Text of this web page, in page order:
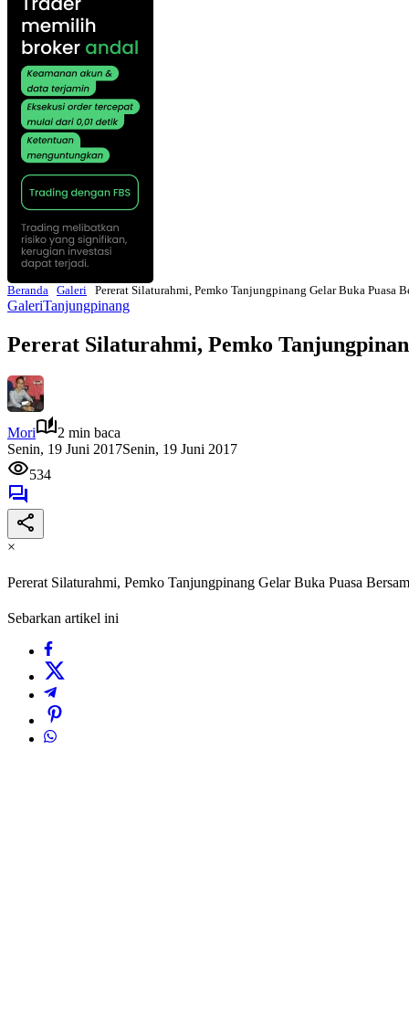
Beranda Galeri Pererat Silaturahmi, Pemko Tanjungpinang Gelar Buka Puasa
GaleriTanjungpinang
Pererat Silaturahmi, Pemko
Mori
2 min baca
Senin, 19 Juni 2017Senin, 19 Juni 2017
534
×
Pererat Silaturahmi, Pemko Tanjungpinang Gelar Buka Puasa
Sebarkan artikel ini